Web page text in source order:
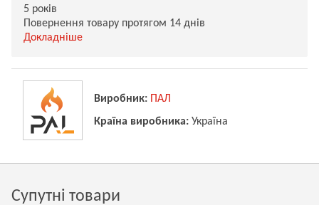
5 років
Повернення товару протягом 14 днів
Докладніше
Виробник: ПАЛ
Країна виробника: Україна
Супутні товари